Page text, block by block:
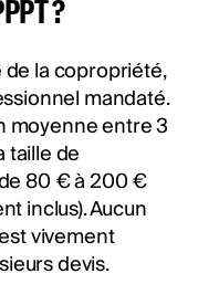
?
la copropriété,
mandaté.
moyenne entre 3
de
80 € à 200 €
inclus). Aucun
vivement
devis.